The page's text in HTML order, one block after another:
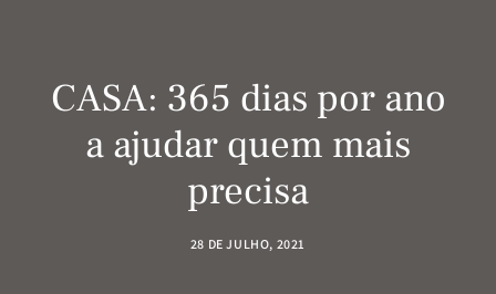
CASA: 365 dias por ano
a ajudar quem mais
precisa
28 DE JULHO, 2021